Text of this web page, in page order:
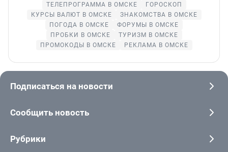
ТЕЛЕПРОГРАММА В ОМСКЕ
ГОРОСКОП
КУРСЫ ВАЛЮТ В ОМСКЕ
ЗНАКОМСТВА В ОМСКЕ
ПОГОДА В ОМСКЕ
ФОРУМЫ В ОМСКЕ
ПРОБКИ В ОМСКЕ
ТУРИЗМ В ОМСКЕ
ПРОМОКОДЫ В ОМСКЕ
РЕКЛАМА В ОМСКЕ
Подписаться на новости
Сообщить новость
Рубрики